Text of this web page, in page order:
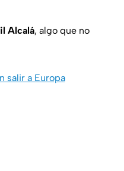
Alcalá, algo que no
salir a Europa